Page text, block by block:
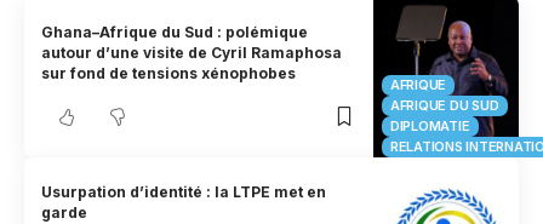
AFRIQUE
AFRIQUE DU SUD
DIPLOMATIE
RELATIONS
Ghana–Afrique du Sud : polémique
autour d’une visite de Cyril Ramaphosa
sur fond de tensions xénophobes
Usurpation d’identité : la LTPE met en
garde